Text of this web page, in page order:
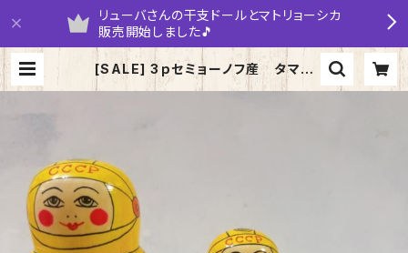
リューバさんの干支ドールとマトリョーシカ
販売開始しました🎵
[SALE] 3ｐセミョーノフ産 タマラ
作 マトリョーシカ 「アストロノーズ